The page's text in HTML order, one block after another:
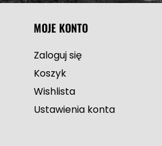
MOJE KONTO
Zaloguj się
Koszyk
Wishlista
Ustawienia konta